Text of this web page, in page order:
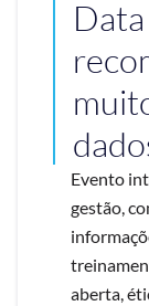
Evento
gestão,
aberta,